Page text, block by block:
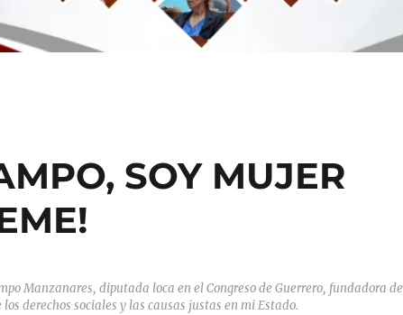
SOY MUJER
Manzanares, diputada loca en el Congreso de Guerrero, fundadora de
derechos sociales y las causas justas en mi Estado.